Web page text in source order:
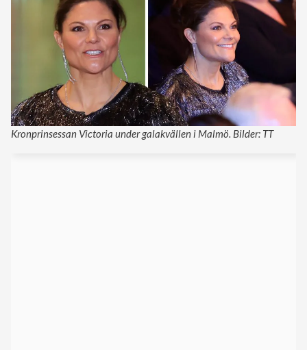
Kronprinsessan Victoria under galakvällen i Malmö. Bilder: TT